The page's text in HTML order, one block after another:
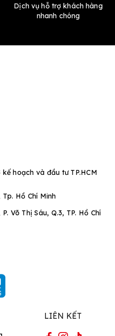
Dịch vụ hỗ trợ khách hàng
nhanh chóng
hoạch và đầu tư TP.HCM
Tp. Hồ Chí Minh
Võ Thị Sáu, Q.3, TP. Hồ Chí
LIÊN KẾT